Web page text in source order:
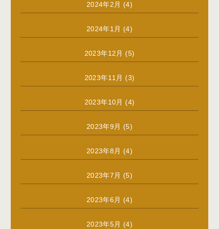
2024年2月 (4)
2024年1月 (4)
2023年12月 (5)
2023年11月 (3)
2023年10月 (4)
2023年9月 (5)
2023年8月 (4)
2023年7月 (5)
2023年6月 (4)
2023年5月 (4)